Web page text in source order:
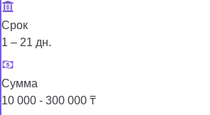
Срок
1 – 21 дн.
Сумма
10 000 - 300 000 ₸